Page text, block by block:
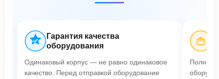
Гарантия качества
оборудования
Одинаковый корпус — не равно одинаковое
качество. Перед отправкой оборудование
Полная